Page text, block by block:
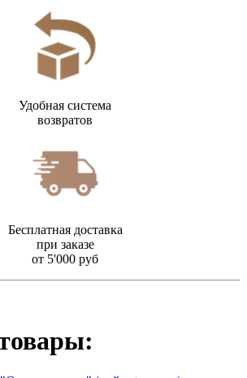
Удобная система
возвратов
Бесплатная доставка
при заказе
от 5'000 руб